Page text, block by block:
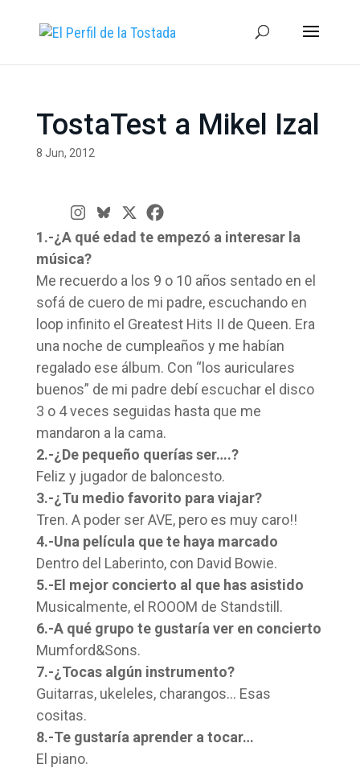
TostaTest a Mikel Izal
8 Jun, 2012
1.-¿A qué edad te empezó a interesar la
música?
Me recuerdo a los 9 o 10 años sentado en el
sofá de cuero de mi padre, escuchando en
loop infinito el Greatest Hits II de Queen. Era
una noche de cumpleaños y me habían
regalado ese álbum. Con “los auriculares
buenos” de mi padre debí escuchar el disco
3 o 4 veces seguidas hasta que me
mandaron a la cama.
2.-¿De pequeño querías ser….?
Feliz y jugador de baloncesto.
3.-¿Tu medio favorito para viajar?
Tren. A poder ser AVE, pero es muy caro!!
4.-Una película que te haya marcado
Dentro del Laberinto, con David Bowie.
5.-El mejor concierto al que has asistido
Musicalmente, el ROOOM de Standstill.
6.-A qué grupo te gustaría ver en concierto
Mumford&Sons.
7.-¿Tocas algún instrumento?
Guitarras, ukeleles, charangos… Esas
cositas.
8.-Te gustaría aprender a tocar…
El piano.